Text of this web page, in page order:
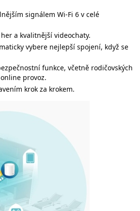
signálem Wi-Fi 6 v celé
a kvalitnější videochaty.
vybere nejlepší spojení, když se
funkce, včetně rodičovských
provoz.
krok za krokem.